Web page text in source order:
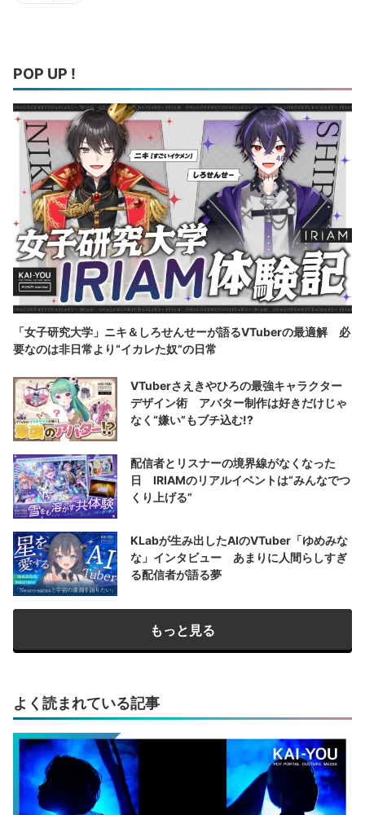
POP UP !
「女子研究大学」ニキ＆しろせんせーが語るVTuberの最適解 必
要なのは非日常より“イカレた奴”の日常
VTuberさえきやひろの最強キャラクター
デザイン術 アバター制作は好きだけじゃ
なく“嫌い”もブチ込む!?
配信者とリスナーの境界線がなくなった
日 IRIAMのリアルイベントは“みんなでつ
くり上げる”
KLabが生み出したAIのVTuber「ゆめみな
な」インタビュー あまりに人間らしすぎ
る配信者が語る夢
もっと見る
よく読まれている記事